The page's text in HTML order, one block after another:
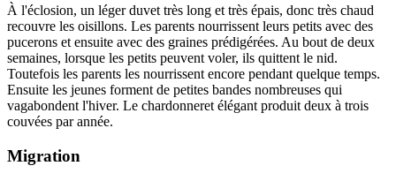
À l'éclosion, un léger duvet très long et très épais, donc très chaud
recouvre les oisillons. Les parents nourrissent leurs petits avec des
pucerons et ensuite avec des graines prédigérées. Au bout de deux
semaines, lorsque les petits peuvent voler, ils quittent le nid.
Toutefois les parents les nourrissent encore pendant quelque temps.
Ensuite les jeunes forment de petites bandes nombreuses qui
vagabondent l'hiver. Le chardonneret élégant produit deux à trois
couvées par année.
Migration